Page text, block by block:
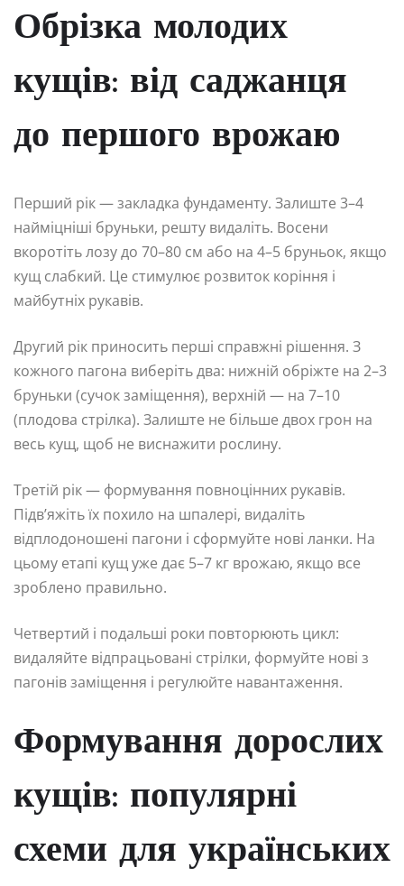
Обрізка молодих
кущів: від саджанця
до першого врожаю
Перший рік — закладка фундаменту. Залиште 3–4
найміцніші бруньки, решту видаліть. Восени
вкоротіть лозу до 70–80 см або на 4–5 бруньок, якщо
кущ слабкий. Це стимулює розвиток коріння і
майбутніх рукавів.
Другий рік приносить перші справжні рішення. З
кожного пагона виберіть два: нижній обріжте на 2–3
бруньки (сучок заміщення), верхній — на 7–10
(плодова стрілка). Залиште не більше двох грон на
весь кущ, щоб не виснажити рослину.
Третій рік — формування повноцінних рукавів.
Підв’яжіть їх похило на шпалері, видаліть
відплодоношені пагони і сформуйте нові ланки. На
цьому етапі кущ уже дає 5–7 кг врожаю, якщо все
зроблено правильно.
Четвертий і подальші роки повторюють цикл:
видаляйте відпрацьовані стрілки, формуйте нові з
пагонів заміщення і регулюйте навантаження.
Формування дорослих
кущів: популярні
схеми для українських